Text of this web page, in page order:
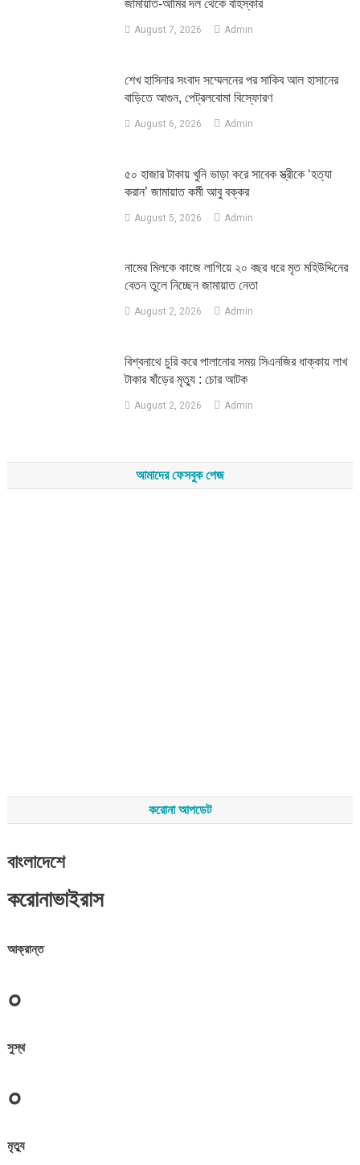
জামায়াত-আমির দল থেকে বহিস্কার
August 7, 2026 Admin
শেখ হাসিনার সংবাদ সম্মেলনের পর সাকিব আল হাসানের
বাড়িতে আগুন, পেট্রলবোমা বিস্ফোরণ
August 6, 2026 Admin
৫০ হাজার টাকায় খুনি ভাড়া করে সাবেক স্ত্রীকে ‘হত্যা
করান’ জামায়াত কর্মী আবু বক্কর
August 5, 2026 Admin
নামের মিলকে কাজে লাগিয়ে ২০ বছর ধরে মৃত মহিউদ্দিনের
বেতন তুলে নিচ্ছেন জামায়াত নেতা
August 2, 2026 Admin
‎বিশ্বনাথে চুরি করে পালানোর সময় সিএনজির ধাক্কায় লাখ
টাকার ষাঁড়ের মৃত্যু : চোর আটক
August 2, 2026 Admin
আমাদের ফেসবুক পেজ
করোনা আপডেট
বাংলাদেশে
করোনাভাইরাস
আক্রান্ত
০
সুস্থ
০
মৃত্যু